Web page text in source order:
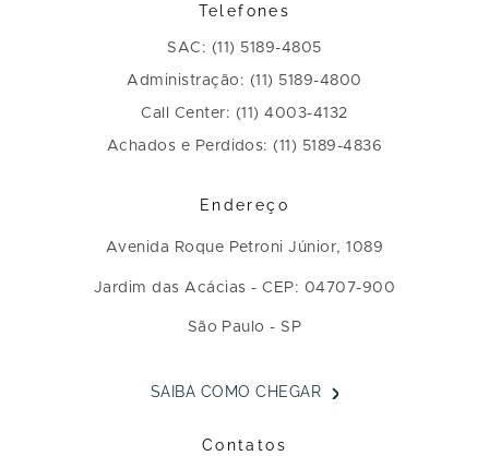
Telefones
SAC: (11) 5189-4805
Administração: (11) 5189-4800
Call Center: (11) 4003-4132
Achados e Perdidos: (11) 5189-4836
Endereço
Avenida Roque Petroni Júnior, 1089
Jardim das Acácias - CEP: 04707-900
São Paulo - SP
SAIBA COMO CHEGAR
Contatos